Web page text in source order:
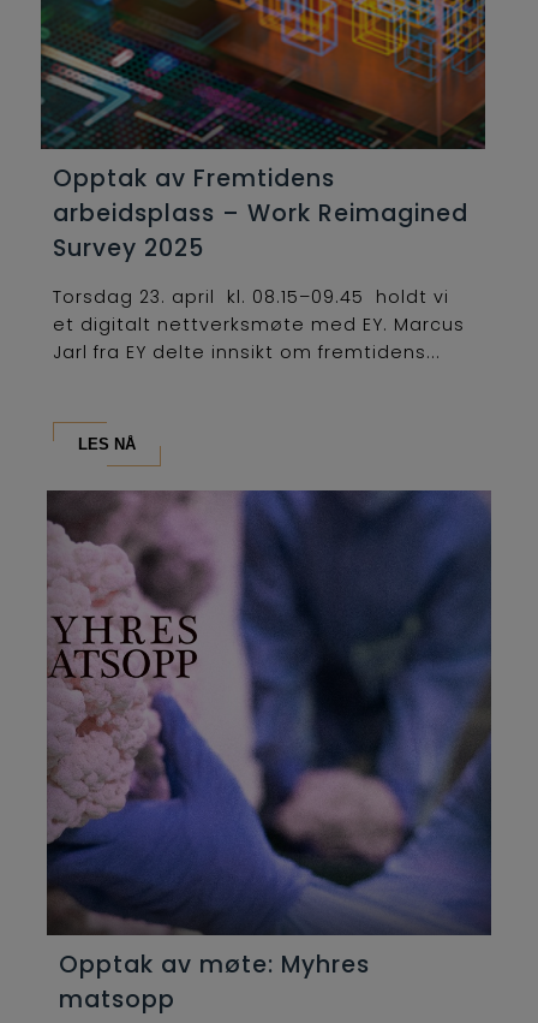
Opptak av Fremtidens
arbeidsplass – Work Reimagined
Survey 2025
Torsdag 23. april kl. 08.15–09.45 holdt vi
et digitalt nettverksmøte med EY. Marcus
Jarl fra EY delte innsikt om fremtidens...
LES NÅ
Opptak av møte: Myhres
matsopp